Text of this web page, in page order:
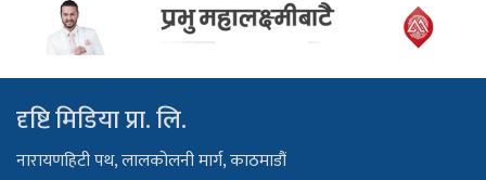
दृष्टि मिडिया प्रा. लि.
नारायणहिटी पथ, लालकोलनी मार्ग, काठमाडौं